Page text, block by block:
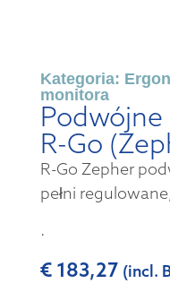
Kategoria:
monitora
R-Go
R-Go Zepher
pełni
.
€183,27 (incl.